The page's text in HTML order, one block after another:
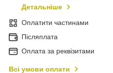
Детальніше
Оплатити частинами
Післяплата
Оплата за реквізитами
Всі умови оплати